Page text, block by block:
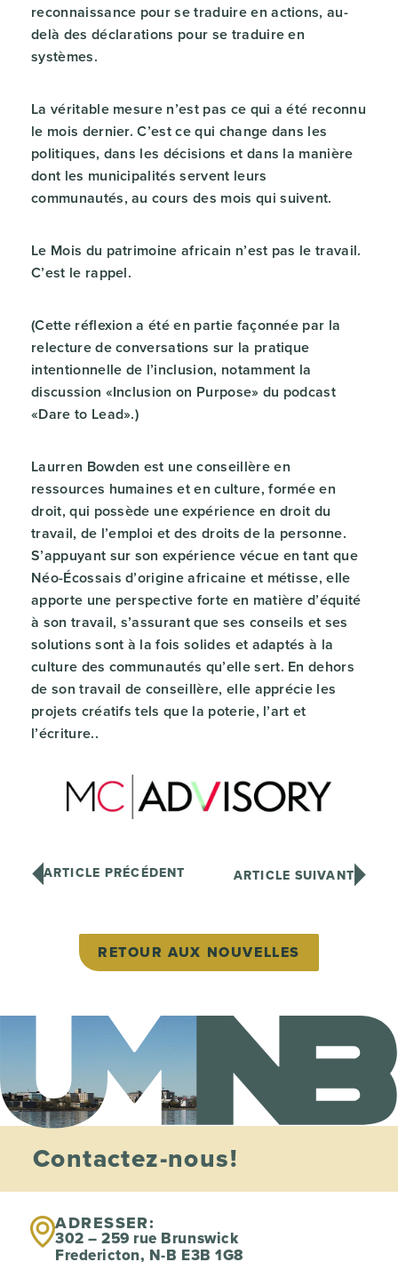
reconnaissance pour se traduire en actions, au-
delà des déclarations pour se traduire en
systèmes.
La véritable mesure n’est pas ce qui a été reconnu
le mois dernier. C’est ce qui change dans les
politiques, dans les décisions et dans la manière
dont les municipalités servent leurs
communautés, au cours des mois qui suivent.
Le Mois du patrimoine africain n’est pas le travail.
C’est le rappel.
(Cette réflexion a été en partie façonnée par la
relecture de conversations sur la pratique
intentionnelle de l’inclusion, notamment la
discussion «Inclusion on Purpose» du podcast
«Dare to Lead».)
Laurren Bowden est une conseillère en
ressources humaines et en culture, formée en
droit, qui possède une expérience en droit du
travail, de l’emploi et des droits de la personne.
S’appuyant sur son expérience vécue en tant que
Néo-Écossais d’origine africaine et métisse, elle
apporte une perspective forte en matière d’équité
à son travail, s’assurant que ses conseils et ses
solutions sont à la fois solides et adaptés à la
culture des communautés qu’elle sert. En dehors
de son travail de conseillère, elle apprécie les
projets créatifs tels que la poterie, l’art et
l’écriture..
ARTICLE PRÉCÉDENT ARTICLE SUIVANT
RETOUR AUX NOUVELLES
Contactez-nous!
ADRESSER:
302 – 259 rue Brunswick
Fredericton, N-B E3B 1G8